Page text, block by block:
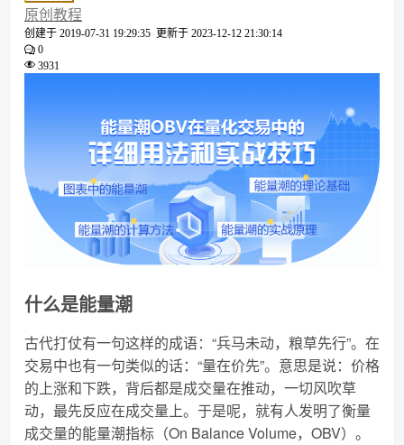
原创教程
创建于 2019-07-31 19:29:35 更新于 2023-12-12 21:30:14
0
3931
什么是能量潮
古代打仗有一句这样的成语：“兵马未动，粮草先行”。在
交易中也有一句类似的话：“量在价先”。意思是说：价格
的上涨和下跌，背后都是成交量在推动，一切风吹草
动，最先反应在成交量上。于是呢，就有人发明了衡量
成交量的能量潮指标（On Balance Volume，OBV）。